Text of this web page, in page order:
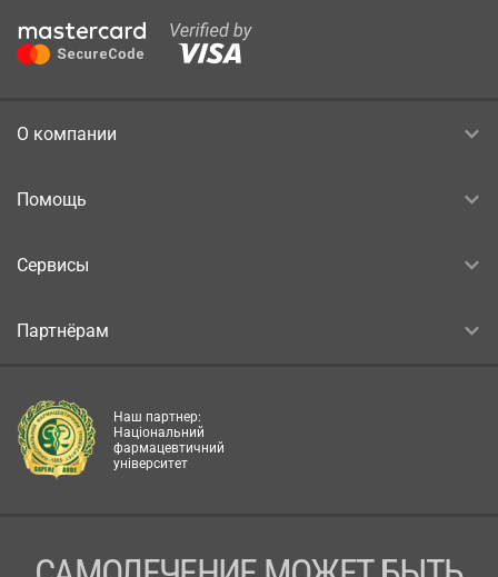
О компании
Помощь
Сервисы
Партнёрам
Наш партнер:
Національний
фармацевтичний
університет